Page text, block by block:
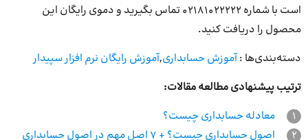
است با شماره 02181022222 تماس بگیرید و دموی رایگان این
محصول را دریافت کنید.
دسته‌بندی‌ها :آموزش حسابداری,آموزش رایگان نرم افزار سپیدار
ترتیب پیشنهادی مطالعه مقالات:
1
معادله حسابداری چیست؟
2
اصول حسابداری چیست؟ + 7 اصل مهم در اصول حسابداری